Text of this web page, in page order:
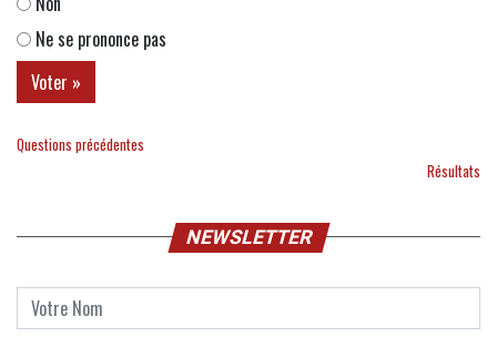
Ne se prononce pas
Questions précédentes
Résultats
NEWSLETTER